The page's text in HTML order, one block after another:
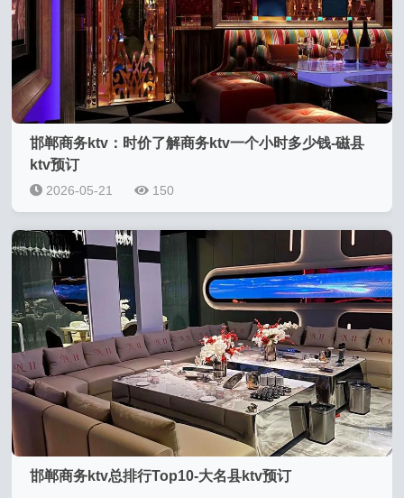
邯郸商务ktv：时价了解商务ktv一个小时多少钱-磁县
ktv预订
2026-05-21 150
邯郸商务ktv总排行Top10-大名县ktv预订